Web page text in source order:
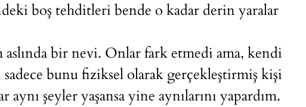
boş tehditleri bende o kadar derin yaralar
aslında bir nevi. Onlar fark etmedi ama, kendi
bunu fiziksel olarak gerçekleştirmiş kişi
şeyler yaşansa yine aynılarını yapardım.